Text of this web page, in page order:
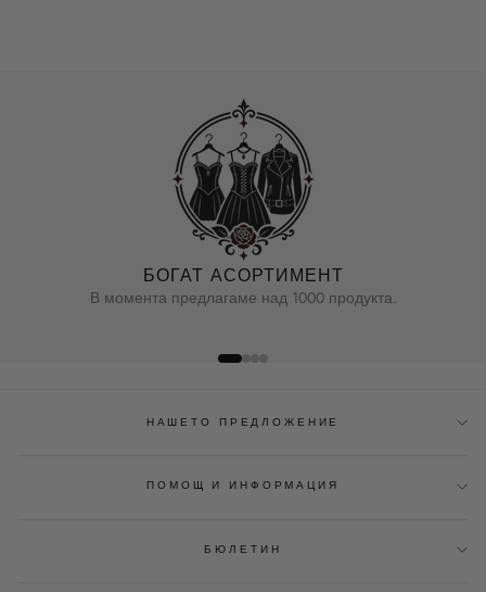
БОГАТ АСОРТИМЕНТ
В момента предлагаме над 1000 продукта.
НАШЕТО ПРЕДЛОЖЕНИЕ
ПОМОЩ И ИНФОРМАЦИЯ
БЮЛЕТИН